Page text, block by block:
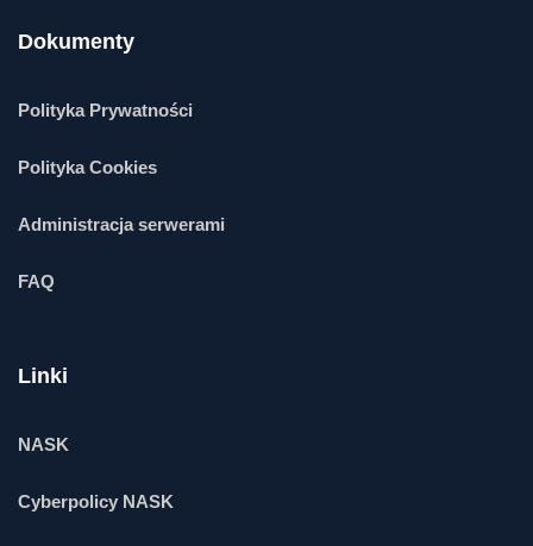
Dokumenty
Polityka Prywatności
Polityka Cookies
Administracja serwerami
FAQ
Linki
NASK
Cyberpolicy NASK